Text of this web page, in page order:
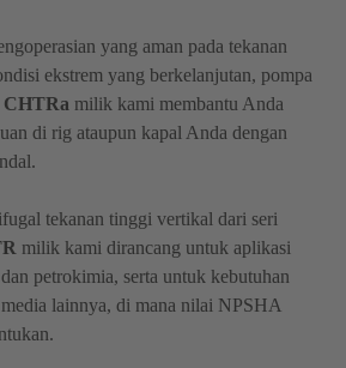
yang aman pada tekanan
ekstrem yang berkelanjutan, pompa
CHTRa milik kami membantu Anda
di rig ataupun kapal Anda dengan
tekanan tinggi vertikal dari seri
milik kami dirancang untuk aplikasi
petrokimia, serta untuk kebutuhan
lainnya, di mana nilai NPSHA